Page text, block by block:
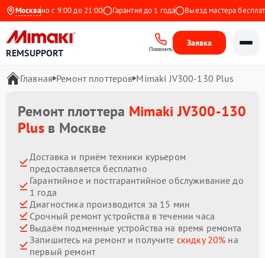
Москвас 9:00 до 21:00 Гарантия до 1 года Выезд мастера бесплатно
REMSUPPORT Позвонить
Заявка
Главная Ремонт плоттеров Mimaki JV300-130 Plus
Ремонт плоттера Mimaki JV300-130
Plusв Москве
Доставка и приём техники курьером
предоставляется бесплатно
Гарантийное и постгарантийное обслуживание до
1 года
Диагностика производится за 15 мин
Срочный ремонт устройства в течении часа
Выдаём подменные устройства на время ремонта
Запишитесь на ремонт и получите скидку 20% на
первый ремонт